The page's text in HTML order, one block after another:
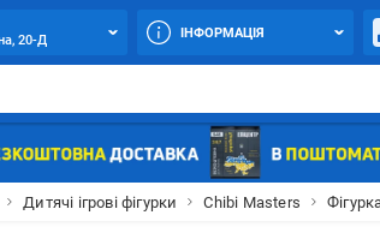
20-Д
ІНФОРМАЦІЯ
Дитячі ігрові фігурки Chibi Masters